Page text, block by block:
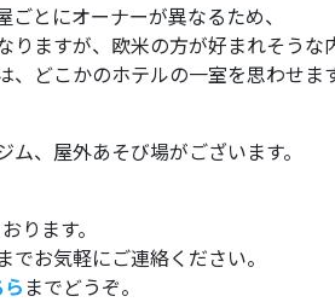
とにオーナーが異なるため、
ますが、欧米の方が好まれそうな
どこかのホテルの一室を思わせます
、屋外あそび場がございます。
ります。
お気軽にご連絡ください。
までどうぞ。